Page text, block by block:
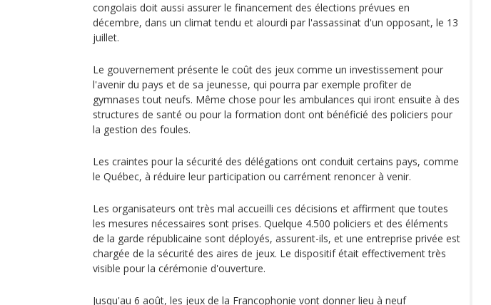
congolais doit aussi assurer le financement des élections prévues en
décembre, dans un climat tendu et alourdi par l'assassinat d'un opposant, le 13
juillet.
Le gouvernement présente le coût des jeux comme un investissement pour
l'avenir du pays et de sa jeunesse, qui pourra par exemple profiter de
gymnases tout neufs. Même chose pour les ambulances qui iront ensuite à des
structures de santé ou pour la formation dont ont bénéficié des policiers pour
la gestion des foules.
Les craintes pour la sécurité des délégations ont conduit certains pays, comme
le Québec, à réduire leur participation ou carrément renoncer à venir.
Les organisateurs ont très mal accueilli ces décisions et affirment que toutes
les mesures nécessaires sont prises. Quelque 4.500 policiers et des éléments
de la garde républicaine sont déployés, assurent-ils, et une entreprise privée est
chargée de la sécurité des aires de jeux. Le dispositif était effectivement très
visible pour la cérémonie d'ouverture.
Jusqu'au 6 août, les jeux de la Francophonie vont donner lieu à neuf